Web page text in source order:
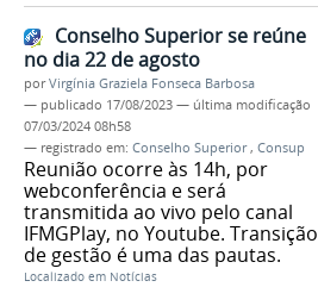
Conselho Superior se reúne
no dia 22 de agosto
porVirgínia Graziela Fonseca Barbosa
— publicado 17/08/2023 — última modificação
07/03/2024 08h58
— registrado em: Conselho Superior, Consup
Reunião ocorre às 14h, por
webconferência e será
transmitida ao vivo pelo canal
IFMGPlay, no Youtube. Transição
de gestão é uma das pautas.
Localizado em Notícias